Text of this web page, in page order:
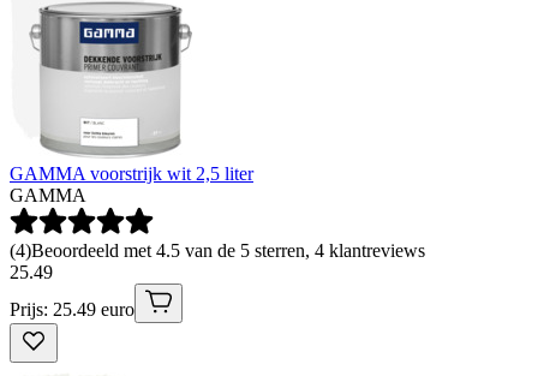
GAMMA voorstrijk wit 2,5 liter
GAMMA
(4)Beoordeeld met 4.5 van de 5 sterren, 4 klantreviews
25.49
Prijs: 25.49 euro